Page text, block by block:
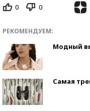
0 0
РЕКОМЕНДУЕМ:
Модный
Самая